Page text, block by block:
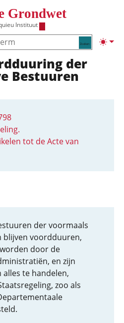
Grondwet
Instituut
Zoeken
der
Bestuuren
tot de Acte van
der voormaals
blijven voordduuren,
door de
en zijn
te handelen,
zoo als